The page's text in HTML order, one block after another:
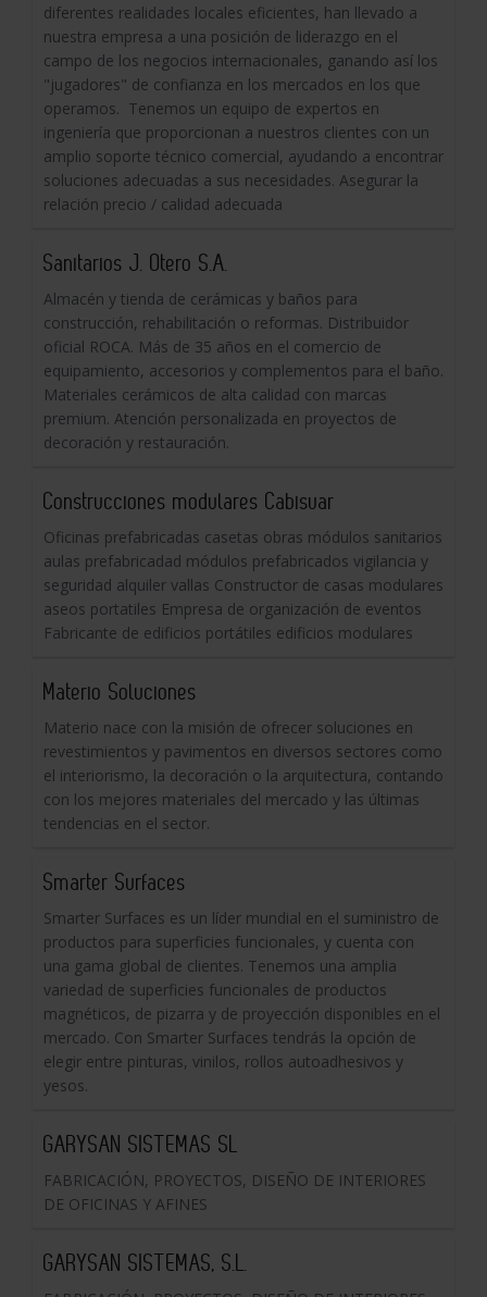
diferentes realidades locales eficientes, han llevado a
nuestra empresa a una posición de liderazgo en el
campo de los negocios internacionales, ganando así los
"jugadores" de confianza en los mercados en los que
operamos. Tenemos un equipo de expertos en
ingeniería que proporcionan a nuestros clientes con un
amplio soporte técnico comercial, ayudando a encontrar
soluciones adecuadas a sus necesidades. Asegurar la
relación precio / calidad adecuada
Sanitarios J. Otero S.A.
Almacén y tienda de cerámicas y baños para
construcción, rehabilitación o reformas. Distribuidor
oficial ROCA. Más de 35 años en el comercio de
equipamiento, accesorios y complementos para el baño.
Materiales cerámicos de alta calidad con marcas
premium. Atención personalizada en proyectos de
decoración y restauración.
Construcciones modulares Cabisuar
Oficinas prefabricadas casetas obras módulos sanitarios
aulas prefabricadad módulos prefabricados vigilancia y
seguridad alquiler vallas Constructor de casas modulares
aseos portatiles Empresa de organización de eventos
Fabricante de edificios portátiles edificios modulares
Materio Soluciones
Materio nace con la misión de ofrecer soluciones en
revestimientos y pavimentos en diversos sectores como
el interiorismo, la decoración o la arquitectura, contando
con los mejores materiales del mercado y las últimas
tendencias en el sector.
Smarter Surfaces
Smarter Surfaces es un líder mundial en el suministro de
productos para superficies funcionales, y cuenta con
una gama global de clientes. Tenemos una amplia
variedad de superficies funcionales de productos
magnéticos, de pizarra y de proyección disponibles en el
mercado. Con Smarter Surfaces tendrás la opción de
elegir entre pinturas, vinilos, rollos autoadhesivos y
yesos.
GARYSAN SISTEMAS SL
FABRICACIÓN, PROYECTOS, DISEÑO DE INTERIORES
DE OFICINAS Y AFINES
GARYSAN SISTEMAS, S.L.